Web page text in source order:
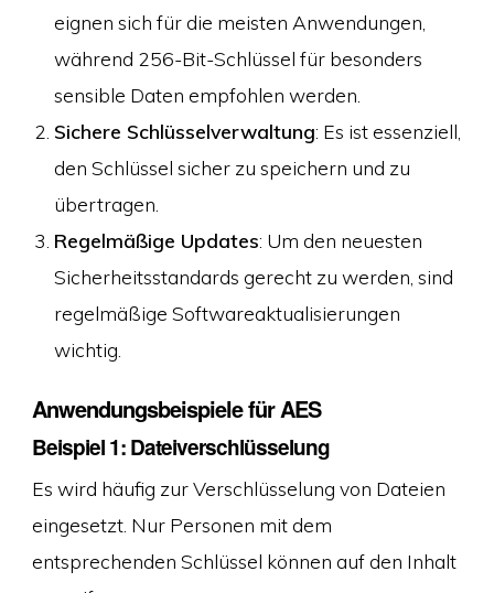
eignen sich für die meisten Anwendungen,
während 256-Bit-Schlüssel für besonders
sensible Daten empfohlen werden.
Sichere Schlüsselverwaltung: Es ist essenziell,
den Schlüssel sicher zu speichern und zu
übertragen.
Regelmäßige Updates: Um den neuesten
Sicherheitsstandards gerecht zu werden, sind
regelmäßige Softwareaktualisierungen
wichtig.
Anwendungsbeispiele für AES
Beispiel 1: Dateiverschlüsselung
Es wird häufig zur Verschlüsselung von Dateien
eingesetzt. Nur Personen mit dem
entsprechenden Schlüssel können auf den Inhalt